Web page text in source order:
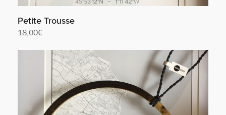
Petite Trousse
18,00€